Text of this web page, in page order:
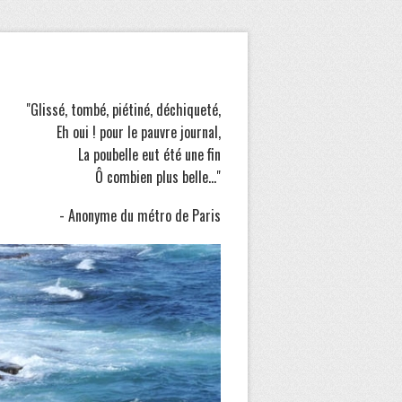
"Glissé, tombé, piétiné, déchiqueté,
Eh oui ! pour le pauvre journal,
La poubelle eut été une fin
Ô combien plus belle..."
- Anonyme du métro de Paris